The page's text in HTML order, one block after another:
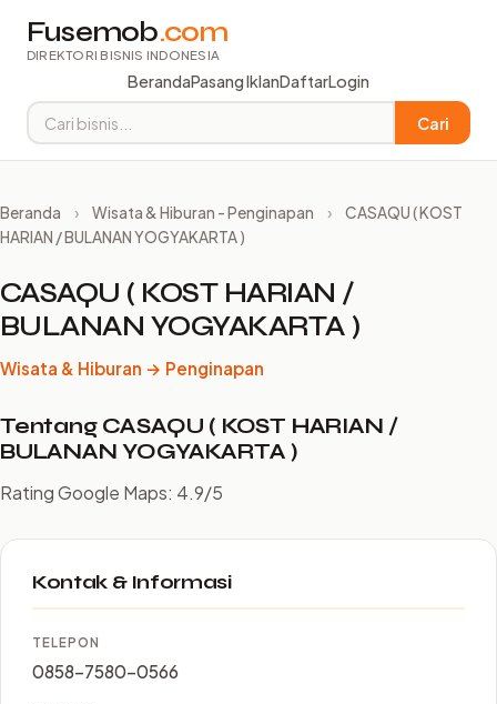
Fusemob.com
DIREKTORI BISNIS INDONESIA
BerandaPasang IklanDaftarLogin
Cari
Beranda › Wisata & Hiburan - Penginapan ›
CASAQU ( KOST
HARIAN / BULANAN YOGYAKARTA )
CASAQU ( KOST HARIAN /
BULANAN YOGYAKARTA )
Wisata & Hiburan → Penginapan
Tentang CASAQU ( KOST HARIAN /
BULANAN YOGYAKARTA )
Rating Google Maps: 4.9/5
Kontak & Informasi
TELEPON
0858-7580-0566